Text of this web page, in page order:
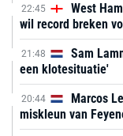
22:45
West
wil record breken
21:48
Sam
een klotesituatie'
20:44
Marcos
miskleun van